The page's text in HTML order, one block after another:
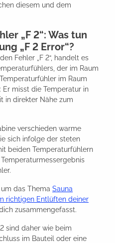
diesem und dem
„F 2“: Was tun
„F 2 Error“?
Fehler „F 2“, handelt es
der im Raum
im Raum
misst die Temperatur in
in direkter Nähe zum
verschieden warme
sich infolge der steten
beiden Temperaturfühlern
das Thema Sauna
richtigen Entlüften deiner
zusammengefasst.
sind daher wie beim
im Bauteil oder eine